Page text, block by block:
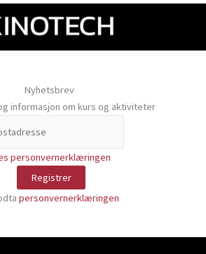
Nyhetsbrev
informasjon om kurs og aktiviteter
personvernerklæringen
personvernerklæringen